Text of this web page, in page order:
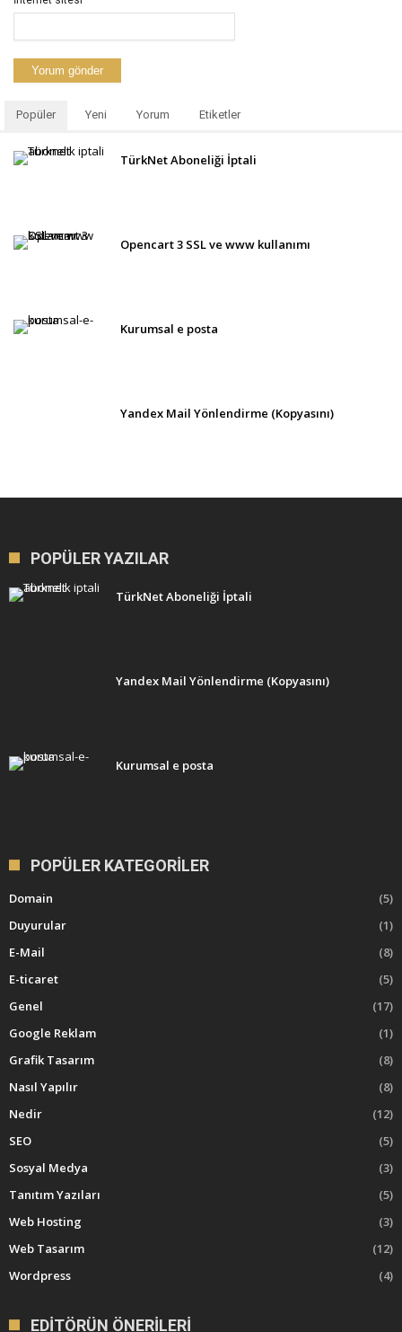
Popüler Yeni Yorum Etiketler
TürkNet Aboneliği İptali
Opencart 3 SSL ve www kullanımı
Kurumsal e posta
Yandex Mail Yönlendirme (Kopyasını)
POPÜLER YAZILAR
TürkNet Aboneliği İptali
Yandex Mail Yönlendirme (Kopyasını)
Kurumsal e posta
POPÜLER KATEGORILER
Domain
(5)
Duyurular
(1)
E-Mail
(8)
E-ticaret
(5)
Genel
(17)
Google Reklam
(1)
Grafik Tasarım
(8)
Nasıl Yapılır
(8)
Nedir
(12)
SEO
(5)
Sosyal Medya
(3)
Tanıtım Yazıları
(5)
Web Hosting
(3)
Web Tasarım
(12)
Wordpress
(4)
EDITÖRÜN ÖNERILERI